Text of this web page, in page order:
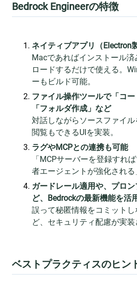
Bedrock Engineerの特徴
ネイティブアプリ（Electron製
Macであればインストール
ロードするだけで使える。
ーもビルド可能。
ファイル操作ツールで「コー
「フォルダ作成」など
対話しながらソースファイ
閲覧もできるUIを実装。
ラグやMCPとの連携も可能
「MCPサーバーを登録すれ
者エージェントが強化される
ガードレール適用や、プロ
ど、Bedrockの最新機能を活
誤って秘匿情報をコミット
ど、セキュリティ配慮が実装
ベストプラクティスのヒン